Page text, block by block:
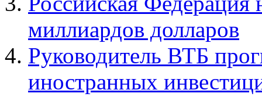
миллиардов долларов
Руководитель ВТБ
иностранных